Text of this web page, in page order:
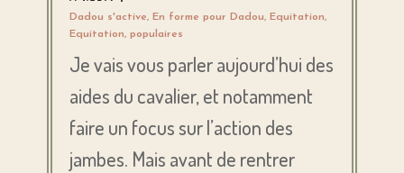
Dadou s'active,En forme pour Dadou,Equitation,
Equitation,populaires
Je vais vous parler aujourd’hui des
aides du cavalier, et notamment
faire un focus sur l’action des
jambes. Mais avant de rentrer